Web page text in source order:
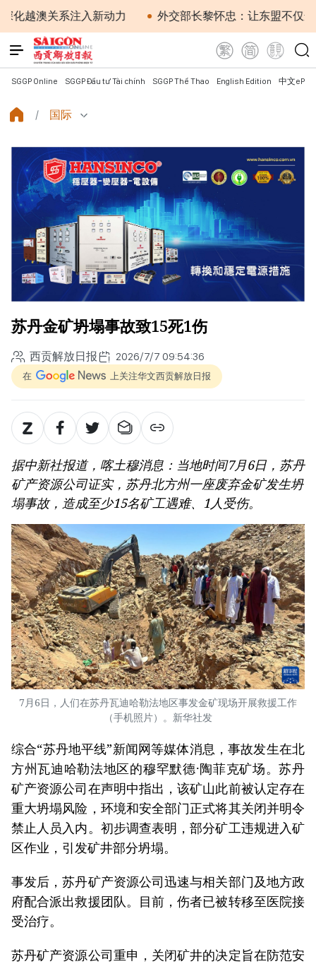
澳关系注入新动力 外交部长黎怀忠：让东盟不仅适应
SGGP Online SGGP Đầu tư Tài chính SGGP Thể Thao English Edition 中文
国际
苏丹金矿坍塌事故致15死1伤
西贡解放日报 2026/7/7 09:54:36
在 上关注华文西贡解放日报
据中新社报道，喀土穆消息：当地时间7月6日，苏丹
矿产资源公司证实，苏丹北方州一座废弃金矿发生坍
塌事故，造成至少15名矿工遇难、1人受伤。
7月6日，人们在苏丹瓦迪哈勒法地区事发金矿现场开展救援工作
（手机照片）。新华社发
综合“苏丹地平线”新闻网等媒体消息，事故发生在北
方州瓦迪哈勒法地区的穆罕默德·陶菲克矿场。苏丹
矿产资源公司在声明中指出，该矿山此前被认定存在
重大坍塌风险，环境和安全部门正式将其关闭并明令
禁止人员入内。初步调查表明，部分矿工违规进入矿
区作业，引发矿井部分坍塌。
事发后，苏丹矿产资源公司迅速与相关部门及地方政
府配合派出救援团队。目前，伤者已被转移至医院接
受治疗。
苏丹矿产资源公司重申，关闭矿井的决定旨在防范安